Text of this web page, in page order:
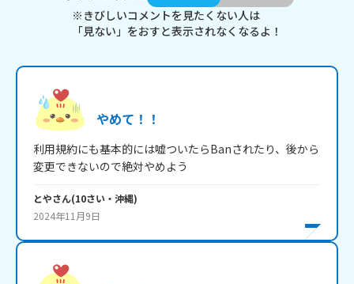
※きびしいコメントを見たくない人は
「見ない」をおすと表示されなくなるよ！
やめて！！
利用規約にも基本的には嘘ついたらBanされたり、後から
変更できないので絶対やめよう
とやさん(10さい・ 沖縄)
2024年11月9日